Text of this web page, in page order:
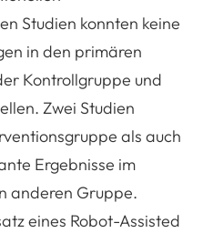
Studien konnten keine
in den primären
Kontrollgruppe und
Zwei Studien
als auch
Ergebnisse im
anderen Gruppe.
eines Robot-Assisted